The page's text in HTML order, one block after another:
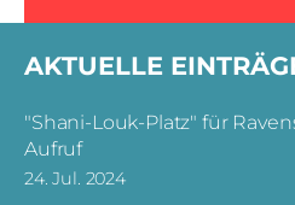
AKTUELLE
"Shani-Louk-Platz" für
Aufruf
24. Jul. 2024